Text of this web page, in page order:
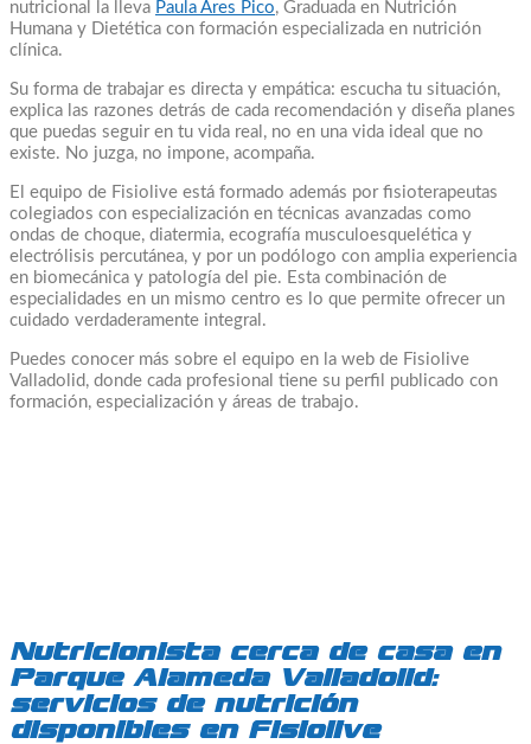
nutricional la lleva Paula Ares Pico, Graduada en Nutrición
Humana y Dietética con formación especializada en nutrición
clínica.
Su forma de trabajar es directa y empática: escucha tu situación,
explica las razones detrás de cada recomendación y diseña planes
que puedas seguir en tu vida real, no en una vida ideal que no
existe. No juzga, no impone, acompaña.
El equipo de Fisiolive está formado además por fisioterapeutas
colegiados con especialización en técnicas avanzadas como
ondas de choque, diatermia, ecografía musculoesquelética y
electrólisis percutánea, y por un podólogo con amplia experiencia
en biomecánica y patología del pie. Esta combinación de
especialidades en un mismo centro es lo que permite ofrecer un
cuidado verdaderamente integral.
Puedes conocer más sobre el equipo en la web de Fisiolive
Valladolid, donde cada profesional tiene su perfil publicado con
formación, especialización y áreas de trabajo.
Nutricionista cerca de casa en
Parque Alameda Valladolid:
servicios de nutrición
disponibles en Fisiolive